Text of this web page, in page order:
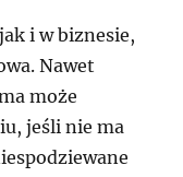
i w biznesie,
Nawet
może
jeśli nie ma